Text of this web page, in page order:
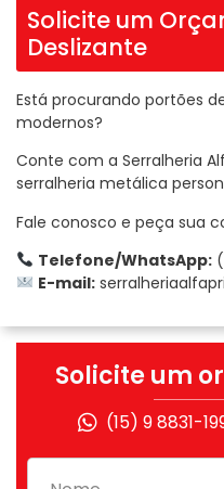
Solicite um
Deslizante
Está procurando portões
modernos?
Conte com a Serralheria
serralheria metálica
Fale conosco e peça sua
Telefone/WhatsApp:
E-mail:
Solicite um
(15) 9 8831-